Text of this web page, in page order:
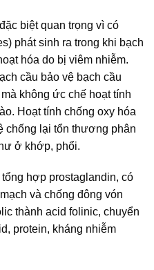
biệt quan trọng vì có
phát sinh ra trong khi bạch
hóa do bị viêm nhiễm.
cầu bảo vệ bạch cầu
không ức chế hoạt tính
Hoạt tính chống oxy hóa
chống lại tổn thương phân
ở khớp, phổi.
hợp prostaglandin, có
và chống đông vón
thành acid folinic, chuyển
protein, kháng nhiễm